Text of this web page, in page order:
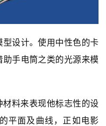
设计。使用中性色的卡
手电筒之类的光源来模
料来表现他标志性的设
平面及曲线，正如电影